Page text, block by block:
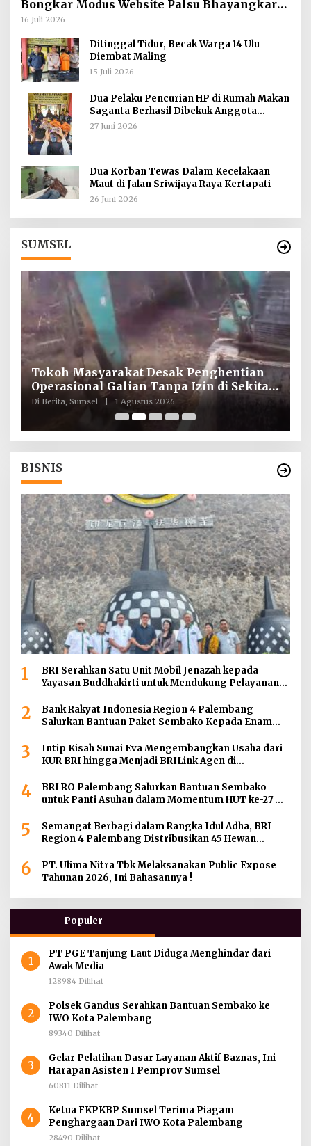
Bongkar Modus Website Palsu Bhayangkara
Run
16 Juli 2026
Ditinggal Tidur, Becak Warga 14 Ulu
Diembat Maling
15 Juli 2026
Dua Pelaku Pencurian HP di Rumah Makan
Saganta Berhasil Dibekuk Anggota
Polsekta SU II Palembang !!
27 Juni 2026
Dua Korban Tewas Dalam Kecelakaan
Maut di Jalan Sriwijaya Raya Kertapati
26 Juni 2026
SUMSEL
Tokoh Masyarakat Desak Penghentian
Operasional Galian Tanpa Izin di Sekitar
Jembatan Sei Siarak, Desa Tanah Abang
Di Berita, Sumsel 1 Agustus 2026
BISNIS
1
BRI Serahkan Satu Unit Mobil Jenazah kepada
Yayasan Buddhakirti untuk Mendukung Pelayanan
2
Bank Rakyat Indonesia Region 4 Palembang
Salurkan Bantuan Paket Sembako Kepada Enam
3
Intip Kisah Sunai Eva Mengembangkan Usaha dari
KUR BRI hingga Menjadi BRILink Agen di
4
BRI RO Palembang Salurkan Bantuan Sembako
untuk Panti Asuhan dalam Momentum HUT ke-27
5
Semangat Berbagi dalam Rangka Idul Adha, BRI
Region 4 Palembang Distribusikan 45 Hewan
Jambi dan Kepulauan Bangka
6
PT. Ulima Nitra Tbk Melaksanakan Public Expose
Tahunan 2026, Ini Bahasannya !
Populer
1
PT PGE Tanjung Laut Diduga Menghindar dari
Awak Media
128984 Dilihat
2
Polsek Gandus Serahkan Bantuan Sembako ke
IWO Kota Palembang
89340 Dilihat
3
Gelar Pelatihan Dasar Layanan Aktif Baznas, Ini
Harapan Asisten I Pemprov Sumsel
60811 Dilihat
4
Ketua FKPKBP Sumsel Terima Piagam
Penghargaan Dari IWO Kota Palembang
28490 Dilihat